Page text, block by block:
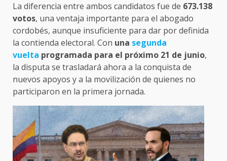
La diferencia entre ambos candidatos fue de 673.138
votos, una ventaja importante para el abogado
cordobés, aunque insuficiente para dar por definida
la contienda electoral. Con una segunda
vuelta programada para el próximo 21 de junio,
la disputa se trasladará ahora a la conquista de
nuevos apoyos y a la movilización de quienes no
participaron en la primera jornada.